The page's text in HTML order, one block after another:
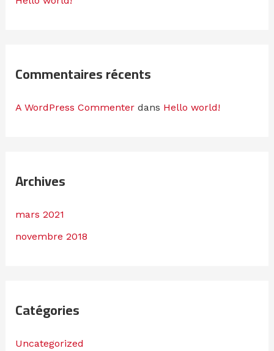
Commentaires récents
A WordPress Commenterdans Hello world!
Archives
mars 2021
novembre 2018
Catégories
Uncategorized